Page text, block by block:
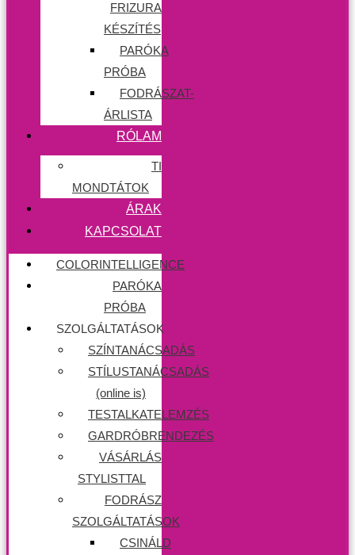
FRIZURA
KÉSZÍTÉS
PARÓKA
PRÓBA
FODRÁSZAT-
ÁRLISTA
RÓLAM
TI
MONDTÁTOK
ÁRAK
KAPCSOLAT
COLORINTELLIGENCE
PARÓKA
PRÓBA
SZOLGÁLTATÁSOK
SZÍNTANÁCSADÁS
STÍLUSTANÁCSADÁS
(online is)
TESTALKATELEMZÉS
GARDRÓBRENDEZÉS
VÁSÁRLÁS
STYLISTTAL
FODRÁSZ
SZOLGÁLTATÁSOK
CSINÁLD